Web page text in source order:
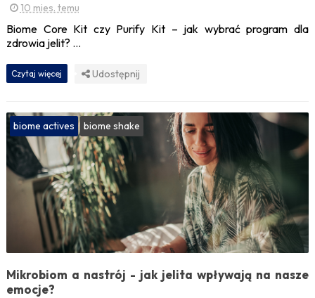
10 mies. temu
Biome Core Kit czy Purify Kit – jak wybrać program dla
zdrowia jelit? ...
Czytaj więcej Udostępnij
biome actives biome shake
Mikrobiom a nastrój - jak jelita wpływają na nasze
emocje?